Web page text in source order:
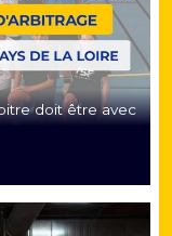
doit être avec